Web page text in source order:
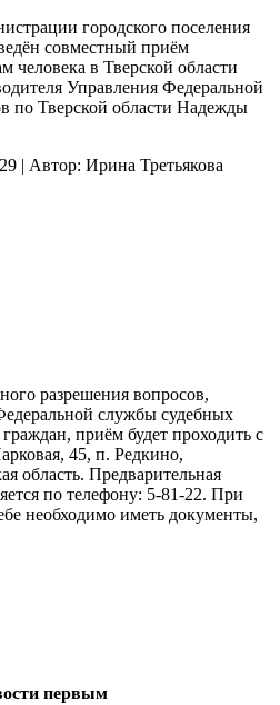
городского поселения
совместный приём
человека в Тверской области
Управления Федеральной
по Тверской области Надежды
| Автор: Ирина Третьякова
разрешения вопросов,
службы судебных
приём будет проходить с
45, п. Редкино,
область. Предварительная
по телефону: 5-81-22. При
необходимо иметь документы,
первым